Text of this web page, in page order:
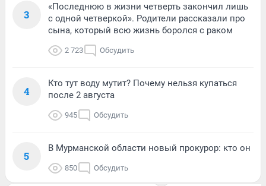
3
«Последнюю в жизни четверть закончил лишь
с одной четверкой». Родители рассказали про
сына, который всю жизнь боролся с раком
2 723 Обсудить
4
Кто тут воду мутит? Почему нельзя купаться
после 2 августа
945 Обсудить
5
В Мурманской области новый прокурор: кто он
850 Обсудить